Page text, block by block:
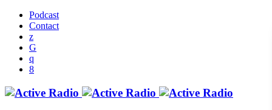
Podcast
Contact